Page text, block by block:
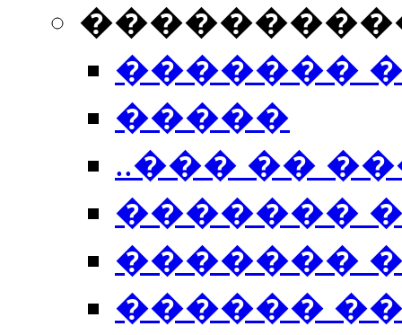
�������
�����
..��� ��
�������
�������
������